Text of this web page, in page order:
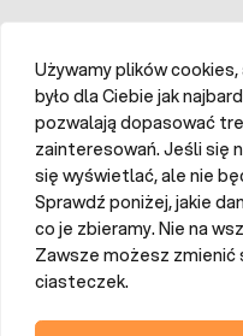
Używamy plików
było dla Ciebie jak
pozwalają dopasować
zainteresowań. Jeśli się
się wyświetlać, ale nie
Sprawdź poniżej, jakie
co je zbieramy. Nie na
Zawsze możesz zmienić
ciasteczek.